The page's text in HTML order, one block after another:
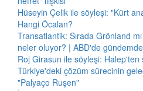
Hüseyin Çelik ile söyleşi: "Kürt
Hangi Öcalan?
Transatlantik: Sırada Grönland
neler oluyor? | ABD'de
Roj Girasun ile söyleşi:
Türkiye'deki çözüm sürecinin
"Palyaço Ruşen"